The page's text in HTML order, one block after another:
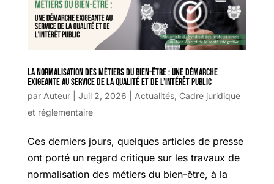
La normalisation des métiers du bien-être : une démarche
exigeante au service de la qualité et de l’intérêt public
par Auteur| Juil 2, 2026 Actualités, Cadre juridique
et réglementaire
Ces derniers jours, quelques articles de presse
ont porté un regard critique sur les travaux de
normalisation des métiers du bien-être, à la